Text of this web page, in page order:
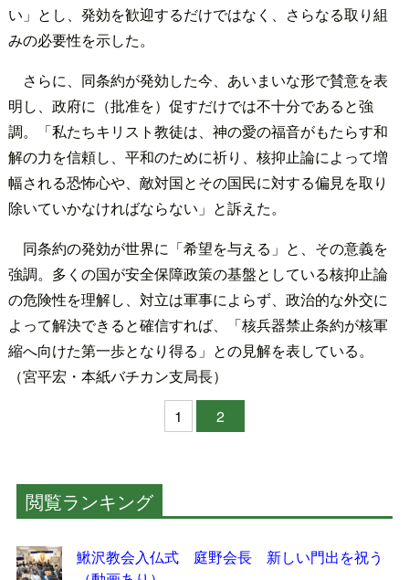
い」とし、発効を歓迎するだけではなく、さらなる取り組
みの必要性を示した。
さらに、同条約が発効した今、あいまいな形で賛意を表
明し、政府に（批准を）促すだけでは不十分であると強
調。「私たちキリスト教徒は、神の愛の福音がもたらす和
解の力を信頼し、平和のために祈り、核抑止論によって増
幅される恐怖心や、敵対国とその国民に対する偏見を取り
除いていかなければならない」と訴えた。
同条約の発効が世界に「希望を与える」と、その意義を
強調。多くの国が安全保障政策の基盤としている核抑止論
の危険性を理解し、対立は軍事によらず、政治的な外交に
よって解決できると確信すれば、「核兵器禁止条約が核軍
縮へ向けた第一歩となり得る」との見解を表している。
（宮平宏・本紙バチカン支局長）
1
2
閲覧ランキング
鰍沢教会入仏式 庭野会長 新しい門出を祝う